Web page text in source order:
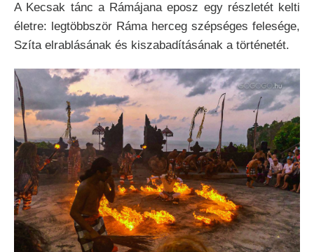
A Kecsak tánc a Rámájana eposz egy részletét kelti
életre: legtöbbször Ráma herceg szépséges felesége,
Szíta elrablásának és kiszabadításának a történetét.